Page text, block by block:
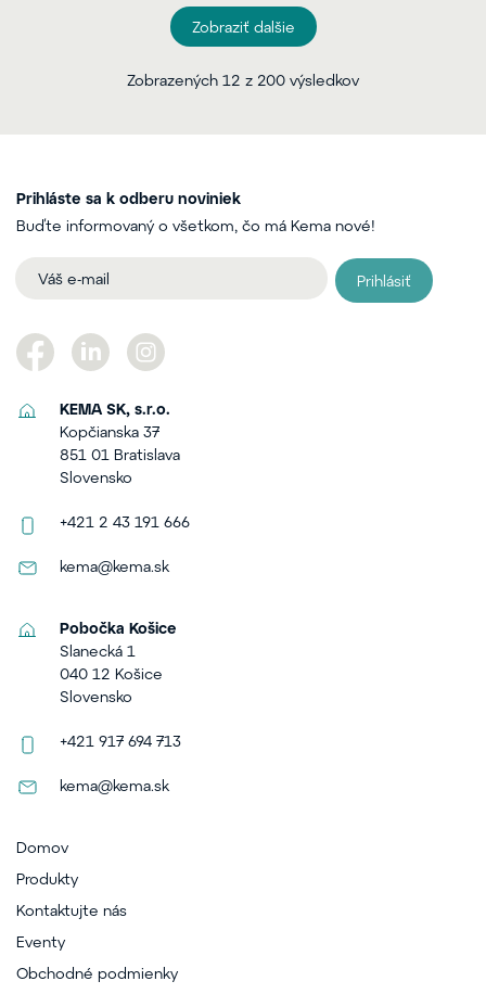
Zobraziť dalšie
Zobrazených 12 z 200 výsledkov
Prihláste sa k odberu noviniek
Buďte informovaný o všetkom, čo má Kema nové!
Prihlásiť
KEMA SK, s.r.o.
Kopčianska 37
851 01 Bratislava
Slovensko
+421 2 43 191 666
kema@kema.sk
Pobočka Košice
Slanecká 1
040 12 Košice
Slovensko
+421 917 694 713
kema@kema.sk
Domov
Produkty
Kontaktujte nás
Eventy
Obchodné podmienky